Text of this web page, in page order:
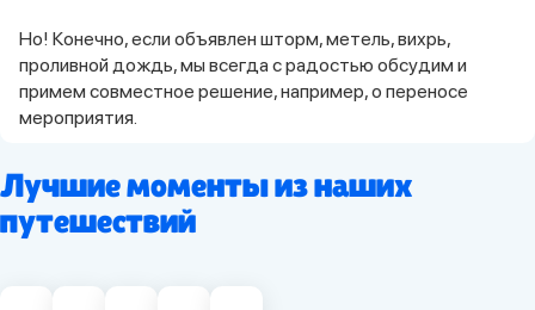
Но! Конечно, если объявлен шторм, метель, вихрь,
проливной дождь, мы всегда с радостью обсудим и
примем совместное решение, например, о переносе
мероприятия.
Лучшие моменты из наших
путешествий